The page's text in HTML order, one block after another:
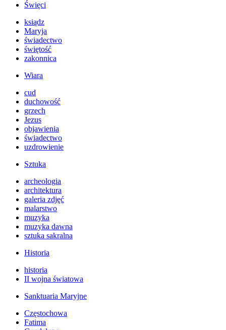
Święci
ksiądz
Maryja
świadectwo
świętość
zakonnica
Wiara
cud
duchowość
grzech
Jezus
objawienia
świadectwo
uzdrowienie
Sztuka
archeologia
architektura
galeria zdjęć
malarstwo
muzyka
muzyka dawna
sztuka sakralna
Historia
historia
II wojna światowa
Sanktuaria Maryjne
Częstochowa
Fatima